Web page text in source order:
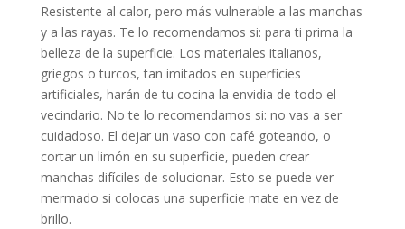
Resistente al calor, pero más vulnerable a las manchas
y a las rayas. Te lo recomendamos si: para ti prima la
belleza de la superficie. Los materiales italianos,
griegos o turcos, tan imitados en superficies
artificiales, harán de tu cocina la envidia de todo el
vecindario. No te lo recomendamos si: no vas a ser
cuidadoso. El dejar un vaso con café goteando, o
cortar un limón en su superficie, pueden crear
manchas difíciles de solucionar. Esto se puede ver
mermado si colocas una superficie mate en vez de
brillo.